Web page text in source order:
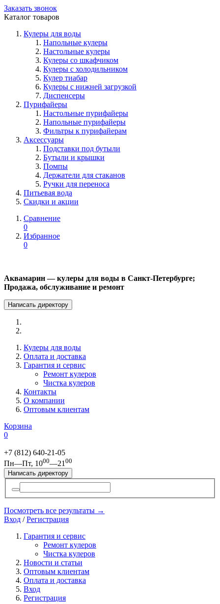
Заказать звонок
Каталог товаров
Кулеры для воды
Напольные кулеры
Настольные кулеры
Кулеры со шкафчиком
Кулеры с холодильником
Кулер тиабар
Кулеры с нижней загрузкой
Диспенсеры
Пурифайеры
Настольные пурифайеры
Напольные пурифайеры
Фильтры к пурифайерам
Аксессуары
Подставки под бутыли
Бутыли и крышки
Помпы
Держатели для стаканов
Ручки для переноса
Питьевая вода
Скидки и акции
Сравнение
0
Избранное
0
Аквамарин — кулеры для воды в Санкт-Петербурге;
Продажа, обслуживание и ремонт
Написать директору
Кулеры для воды
Оплата и доставка
Гарантия и сервис
Ремонт кулеров
Чистка кулеров
Контакты
О компании
Оптовым клиентам
Корзина
0
+7 (812) 640-21-05
Пн—Пт, 1000—21 00
Написать директору
Посмотреть все результаты →
Вход /Регистрация
Гарантия и сервис
Ремонт кулеров
Чистка кулеров
Новости и статьи
Оптовым клиентам
Оплата и доставка
Вход
Регистрация